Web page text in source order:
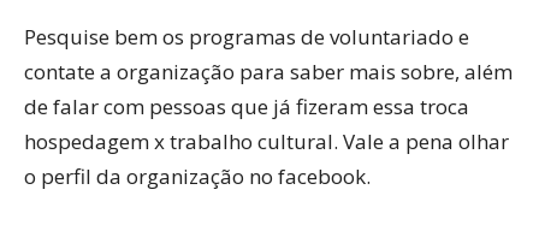
Pesquise bem os programas de voluntariado e
contate a organização para saber mais sobre, além
de falar com pessoas que já fizeram essa troca
hospedagem x trabalho cultural. Vale a pena olhar
o perfil da organização no facebook.